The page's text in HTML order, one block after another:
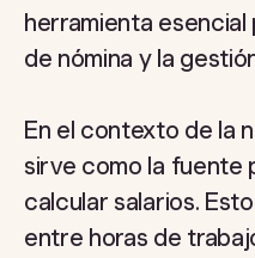
herramienta
de nómina y la
En el contexto de la
sirve como la fuente
calcular salarios.
entre horas de